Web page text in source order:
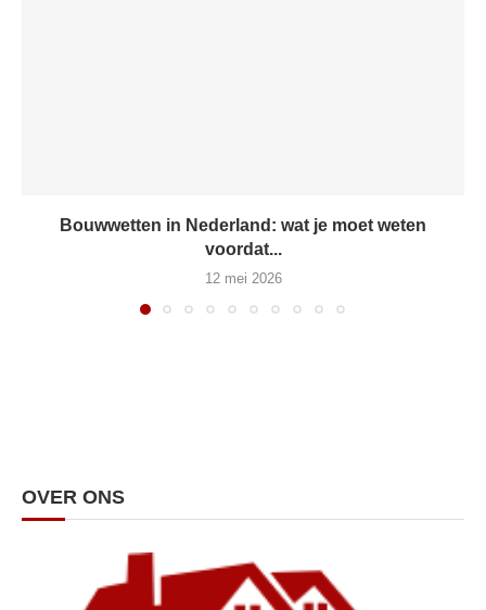
Bouwwetten in Nederland: wat je moet weten
voordat...
12 mei 2026
OVER ONS